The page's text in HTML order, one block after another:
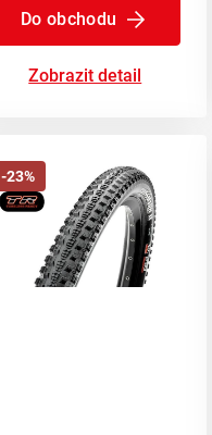
Do obchodu
Zobrazit detail
-23%